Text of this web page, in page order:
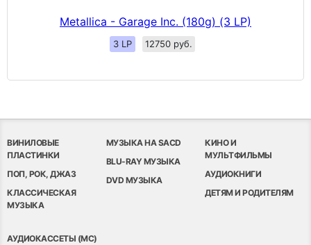
Metallica - Garage Inc. (180g) (3 LP)
3 LP 12750 руб.
ВИНИЛОВЫЕ
ПЛАСТИНКИ
ПОП, РОК, ДЖАЗ
КЛАССИЧЕСКАЯ
МУЗЫКА
МУЗЫКА НА SACD
BLU-RAY МУЗЫКА
DVD МУЗЫКА
КИНО И
МУЛЬТФИЛЬМЫ
АУДИОКНИГИ
ДЕТЯМ И РОДИТЕЛЯМ
АУДИОКАССЕТЫ (MC)